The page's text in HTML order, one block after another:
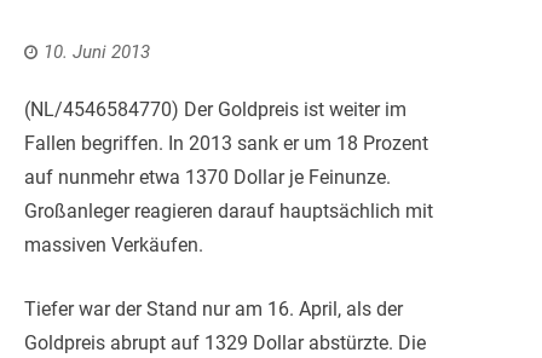
10. Juni 2013
(NL/4546584770) Der Goldpreis ist weiter im
Fallen begriffen. In 2013 sank er um 18 Prozent
auf nunmehr etwa 1370 Dollar je Feinunze.
Großanleger reagieren darauf hauptsächlich mit
massiven Verkäufen.
Tiefer war der Stand nur am 16. April, als der
Goldpreis abrupt auf 1329 Dollar abstürzte. Die